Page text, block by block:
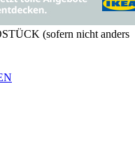
(sofern nicht anders